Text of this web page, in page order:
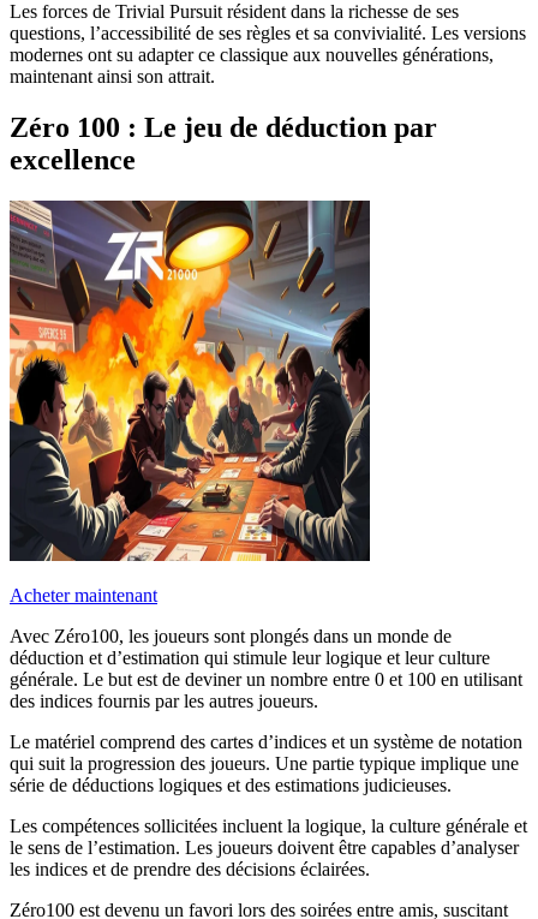
Les forces de Trivial Pursuit résident dans la richesse de ses
questions, l’accessibilité de ses règles et sa convivialité. Les versions
modernes ont su adapter ce classique aux nouvelles générations,
maintenant ainsi son attrait.
Zéro 100 : Le jeu de déduction par
excellence
Acheter maintenant
Avec Zéro100, les joueurs sont plongés dans un monde de
déduction et d’estimation qui stimule leur logique et leur culture
générale. Le but est de deviner un nombre entre 0 et 100 en utilisant
des indices fournis par les autres joueurs.
Le matériel comprend des cartes d’indices et un système de notation
qui suit la progression des joueurs. Une partie typique implique une
série de déductions logiques et des estimations judicieuses.
Les compétences sollicitées incluent la logique, la culture générale et
le sens de l’estimation. Les joueurs doivent être capables d’analyser
les indices et de prendre des décisions éclairées.
Zéro100 est devenu un favori lors des soirées entre amis, suscitant